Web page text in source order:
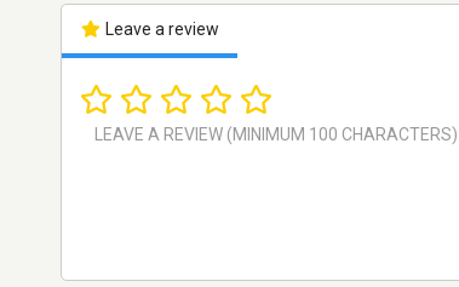
Leave a review